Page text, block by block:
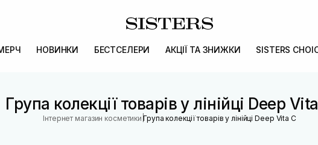
НОВИНКИ БЕСТСЕЛЕРИ АКЦІЇ ТА ЗНИЖКИ SISTERS
Група колекції товарів у лінійці Deep
Інтернет магазин косметики |Група колекції товарів у лінійці Deep Vita C